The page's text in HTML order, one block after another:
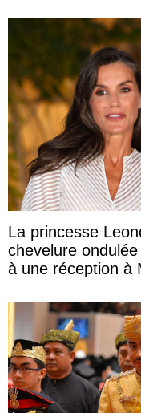
La princesse
chevelure
à une réception à